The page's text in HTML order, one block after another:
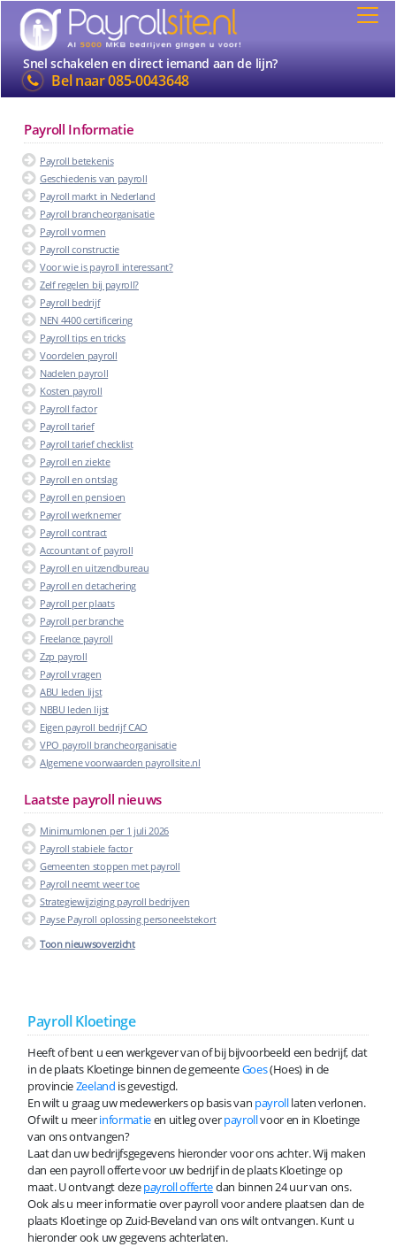
Snel schakelen en direct iemand aan de lijn?
Bel naar085-0043648
Payroll Informatie
Payroll betekenis
Geschiedenis van payroll
Payroll markt in Nederland
Payroll brancheorganisatie
Payroll vormen
Payroll constructie
Voor wie is payroll interessant?
Zelf regelen bij payroll?
Payroll bedrijf
NEN 4400 certificering
Payroll tips en tricks
Voordelen payroll
Nadelen payroll
Kosten payroll
Payroll factor
Payroll tarief
Payroll tarief checklist
Payroll en ziekte
Payroll en ontslag
Payroll en pensioen
Payroll werknemer
Payroll contract
Accountant of payroll
Payroll en uitzendbureau
Payroll en detachering
Payroll per plaats
Payroll per branche
Freelance payroll
Zzp payroll
Payroll vragen
ABU leden lijst
NBBU leden lijst
Eigen payroll bedrijf CAO
VPO payroll brancheorganisatie
Algemene voorwaarden payrollsite.nl
Laatste payroll nieuws
Minimumlonen per 1 juli 2026
Payroll stabiele factor
Gemeenten stoppen met payroll
Payroll neemt weer toe
Strategiewijziging payroll bedrijven
Payse Payroll oplossing personeelstekort
Toon nieuwsoverzicht
Payroll Kloetinge
Heeft of bent u een werkgever van of bij bijvoorbeeld een bedrijf, dat
in de plaats Kloetinge binnen de gemeenteGoes(Hoes) in de
provincieZeeland is gevestigd.
En wilt u graag uw medewerkers op basis van payrolllaten verlonen.
Of wilt u meerinformatieen uitleg overpayrollvoor en in Kloetinge
van ons ontvangen?
Laat dan uw bedrijfsgegevens hieronder voor ons achter. Wij maken
dan een payroll offerte voor uw bedrijf in de plaats Kloetinge op
maat. U ontvangt dezepayroll offertedan binnen 24 uur van ons.
Ook als u meer informatie over payroll voor andere plaatsen dan de
plaats Kloetinge op Zuid-Beveland van ons wilt ontvangen. Kunt u
hieronder ook uw gegevens achterlaten.